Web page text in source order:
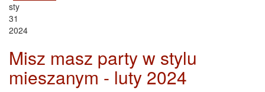
sty
31
2024
Misz masz party w stylu
mieszanym - luty 2024